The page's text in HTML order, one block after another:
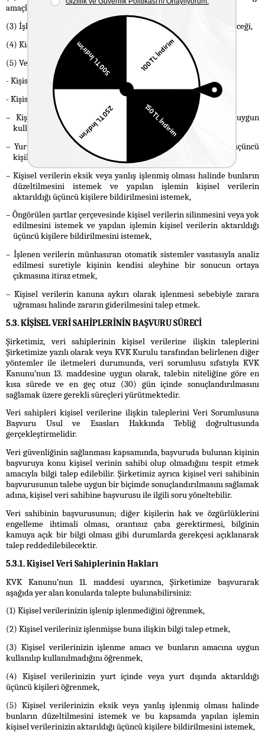
amaçla işleneceği,
(3) İşlenen kişisel verilerin kimlere ve hangi amaçla aktarılabileceği,
(4) Kişisel veri toplamanın yöntemi ve hukuki sebebi,
(5) Veri sahibinin hakları olan;
- Kişisel verilerinin işlenip işlenmediğini öğrenmek,
- Kişisel verileri işlenmişse buna ilişkin bilgi talep etmek,
– Kişisel verilerin işlenme amacını ve bunların amacına uygun
kullanılıp kullanılmadığını öğrenmek,
– Yurt içinde veya yurt dışında kişisel verilerin aktarıldığı üçüncü
kişileri bilmek,
– Kişisel verilerin eksik veya yanlış işlenmiş olması halinde bunların
düzeltilmesini istemek ve yapılan işlemin kişisel verilerin
aktarıldığı üçüncü kişilere bildirilmesini istemek,
– Öngörülen şartlar çerçevesinde kişisel verilerin silinmesini veya yok
edilmesini istemek ve yapılan işlemin kişisel verilerin aktarıldığı
üçüncü kişilere bildirilmesini istemek,
– İşlenen verilerin münhasıran otomatik sistemler vasıtasıyla analiz
edilmesi suretiyle kişinin kendisi aleyhine bir sonucun ortaya
çıkmasına itiraz etmek,
– Kişisel verilerin kanuna aykırı olarak işlenmesi sebebiyle zarara
uğraması halinde zararın giderilmesini talep etmek.
5.3. KİŞİSEL VERİ SAHİPLERİNİN BAŞVURU SÜRECİ
Şirketimiz, veri sahiplerinin kişisel verilerine ilişkin taleplerini
Şirketimize yazılı olarak veya KVK Kurulu tarafından belirlenen diğer
yöntemler ile iletmeleri durumunda, veri sorumlusu sıfatıyla KVK
Kanunu’nun 13. maddesine uygun olarak, talebin niteliğine göre en
kısa sürede ve en geç otuz (30) gün içinde sonuçlandırılmasını
sağlamak üzere gerekli süreçleri yürütmektedir.
Veri sahipleri kişisel verilerine ilişkin taleplerini Veri Sorumlusuna
Başvuru Usul ve Esasları Hakkında Tebliğ doğrultusunda
gerçekleştirmelidir.
Veri güvenliğinin sağlanması kapsamında, başvuruda bulunan kişinin
başvuruya konu kişisel verinin sahibi olup olmadığını tespit etmek
amacıyla bilgi talep edilebilir. Şirketimiz ayrıca kişisel veri sahibinin
başvurusunun talebe uygun bir biçimde sonuçlandırılmasını sağlamak
adına, kişisel veri sahibine başvurusu ile ilgili soru yöneltebilir.
Veri sahibinin başvurusunun; diğer kişilerin hak ve özgürlüklerini
engelleme ihtimali olması, orantısız çaba gerektirmesi, bilginin
kamuya açık bir bilgi olması gibi durumlarda gerekçesi açıklanarak
talep reddedilebilecektir.
5.3.1. Kişisel Veri Sahiplerinin Hakları
KVK Kanunu’nun 11. maddesi uyarınca, Şirketimize başvurarak
aşağıda yer alan konularda talepte bulunabilirsiniz:
(1) Kişisel verilerinizin işlenip işlenmediğini öğrenmek,
(2) Kişisel verileriniz işlenmişse buna ilişkin bilgi talep etmek,
(3) Kişisel verilerinizin işlenme amacı ve bunların amacına uygun
kullanılıp kullanılmadığını öğrenmek,
(4) Kişisel verilerinizin yurt içinde veya yurt dışında aktarıldığı
üçüncü kişileri öğrenmek,
(5) Kişisel verilerinizin eksik veya yanlış işlenmiş olması halinde
bunların düzeltilmesini istemek ve bu kapsamda yapılan işlemin
kişisel verilerinizin aktarıldığı üçüncü kişilere bildirilmesini istemek,